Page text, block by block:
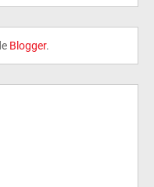
Blogger.